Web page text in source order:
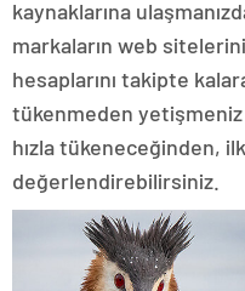
kaynaklarına
markaların web
hesaplarını takipte
tükenmeden
hızla tükeneceğinden,
değerlendirebilirsiniz.